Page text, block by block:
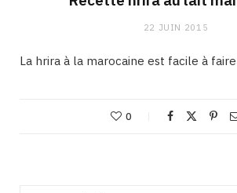
22 JUIN 2015
La hrira à la marocaine est facile à faire
0